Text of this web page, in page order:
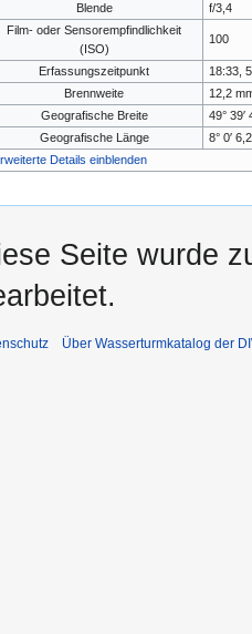
Blende
f/3,4
Film- oder Sensorempfindlichkeit
(ISO)
100
Erfassungszeitpunkt
18:33,
Brennweite
12,2
Geografische Breite
49° 39′
Geografische Länge
8° 0′
Details einblenden
Seite wurde
Über Wasserturmkatalog der